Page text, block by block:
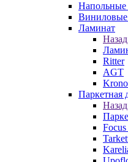
Напольные
Ламинат
Назад
Ritter
AGT
Паркетная
Назад